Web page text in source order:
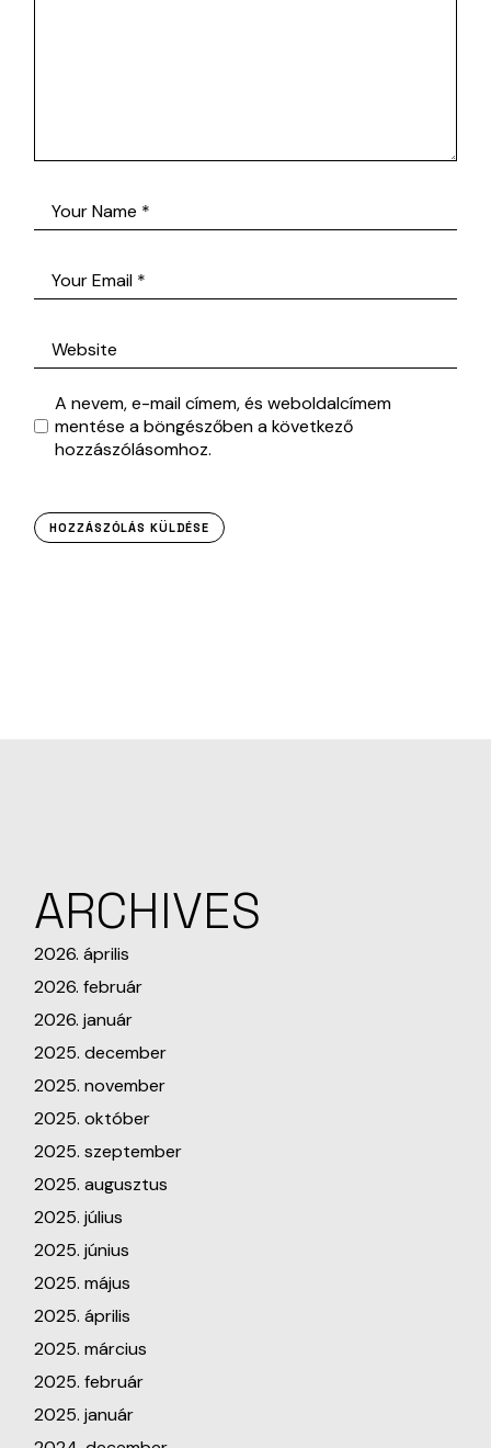
A nevem, e-mail címem, és weboldalcímem
mentése a böngészőben a következő
hozzászólásomhoz.
HOZZÁSZÓLÁS KÜLDÉSE
ARCHIVES
2026. április
2026. február
2026. január
2025. december
2025. november
2025. október
2025. szeptember
2025. augusztus
2025. július
2025. június
2025. május
2025. április
2025. március
2025. február
2025. január